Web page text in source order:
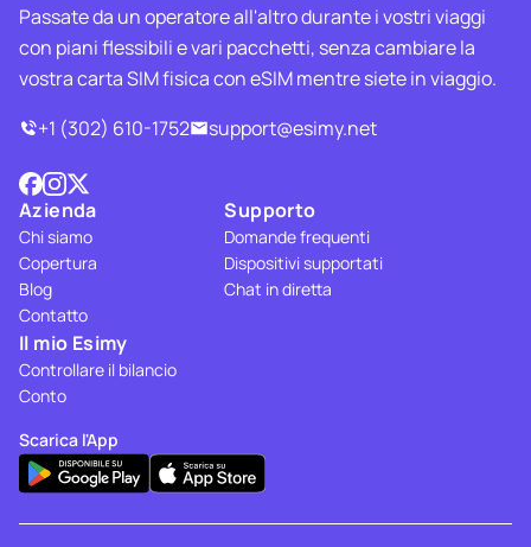
Passate da un operatore all'altro durante i vostri viaggi
con piani flessibili e vari pacchetti, senza cambiare la
vostra carta SIM fisica con eSIM mentre siete in viaggio.
+1 (302) 610-1752
support@esimy.net
Azienda
Chi siamo
Copertura
Blog
Contatto
Supporto
Domande frequenti
Dispositivi supportati
Chat in diretta
Il mio Esimy
Controllare il bilancio
Conto
Scarica l'App